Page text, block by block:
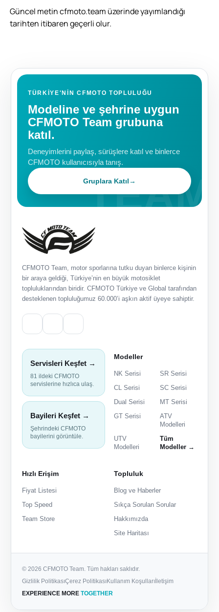
Güncel metin cfmoto.team üzerinde yayımlandığı
tarihten itibaren geçerli olur.
TÜRKIYE'NIN CFMOTO TOPLULUĞU
Modeline ve şehrine uygun
CFMOTO Team grubuna
katıl.
Deneyimlerini paylaş, sürüşlere katıl ve binlerce
CFMOTO kullanıcısıyla tanış.
Gruplara Katıl→
CFMOTO Team, motor sporlarına tutku duyan binlerce kişinin
bir araya geldiği, Türkiye’nin en büyük motosiklet
topluluklarından biridir. CFMOTO Türkiye ve Global tarafından
desteklenen topluluğumuz 60.000’i aşkın aktif üyeye sahiptir.
Servisleri Keşfet →
81 ildeki CFMOTO
servislerine hızlıca ulaş.
Bayileri Keşfet →
Şehrindeki CFMOTO
bayilerini görüntüle.
Modeller
NK Serisi
SR Serisi
CL Serisi
SC Serisi
Dual Serisi
MT Serisi
GT Serisi
ATV
Modelleri
UTV
Modelleri
Tüm
Modeller →
Hızlı Erişim
Fiyat Listesi
Top Speed
Team Store
Topluluk
Blog ve Haberler
Sıkça Sorulan Sorular
Hakkımızda
Site Haritası
© 2026 CFMOTO Team. Tüm hakları saklıdır.
Gizlilik PolitikasıÇerez PolitikasıKullanım Koşulları İletişim
EXPERIENCE MORE TOGETHER